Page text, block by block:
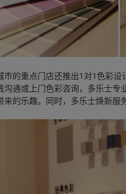
的重点门店还推出1对1色彩
通或上门色彩咨询，多乐士
的乐趣。同时，多乐士焕新服